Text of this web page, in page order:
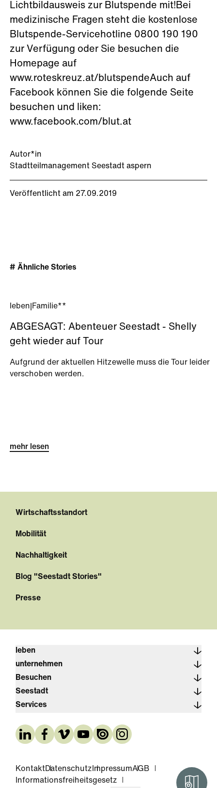
Autor*in
Stadtteilmanagement Seestadt aspern
Veröffentlicht am 27.09.2019
Lichtbildausweis zur Blutspende mit!Bei
medizinische Fragen steht die kostenlose
Blutspende-Servicehotline 0800 190 190
zur Verfügung oder Sie besuchen die
Homepage auf
www.roteskreuz.at/blutspendeAuch auf
Facebook können Sie die folgende Seite
besuchen und liken:
www.facebook.com/blut.at
# Ähnliche Stories
leben Familie**
ABGESAGT: Abenteuer Seestadt - Shelly
geht wieder auf Tour
Aufgrund der aktuellen Hitzewelle muss die Tour leider
verschoben werden.
mehr lesen
Wirtschaftsstandort
Mobilität
Nachhaltigkeit
Blog "Seestadt Stories"
Presse
leben
unternehmen
Besuchen
Seestadt
Services
KontaktDatenschutz ImpressumAGB
Informationsfreiheitsgesetz